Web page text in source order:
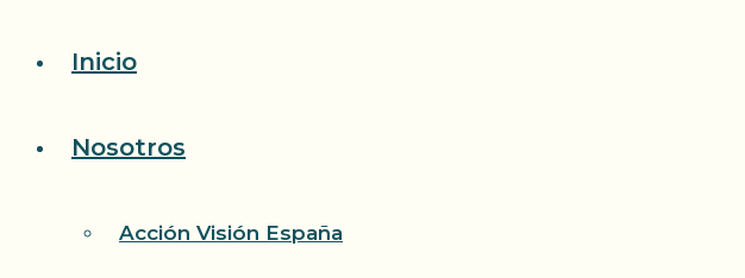
Inicio
Nosotros
Acción Visión España